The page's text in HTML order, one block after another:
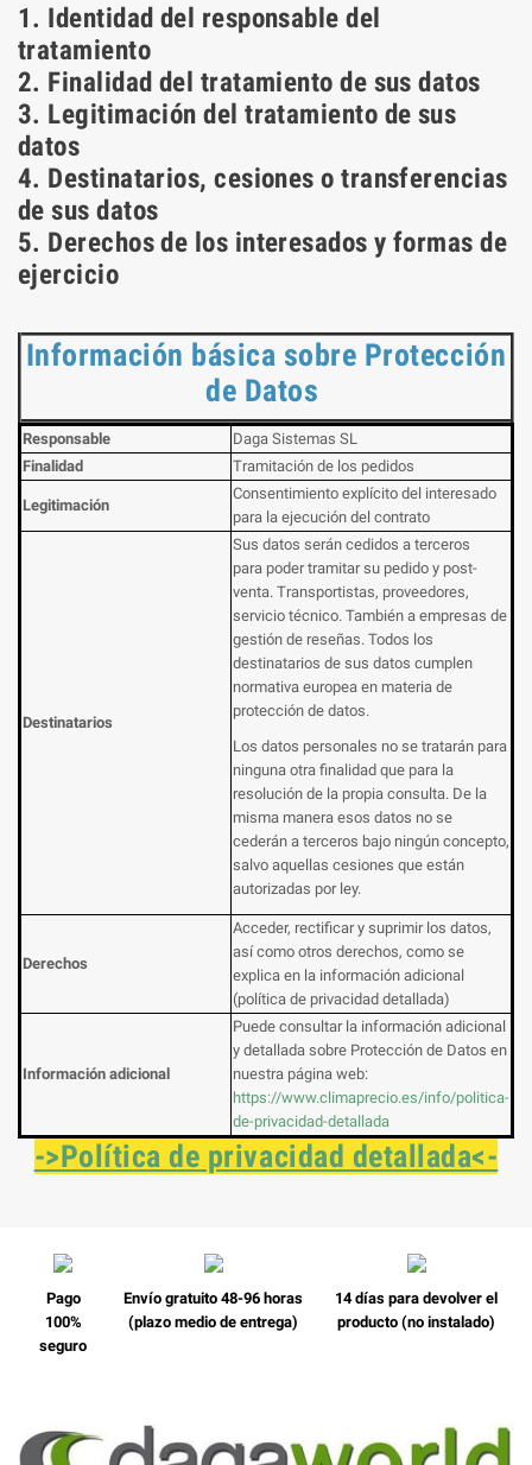
1. Identidad del responsable del
tratamiento
2. Finalidad del tratamiento de sus datos
3. Legitimación del tratamiento de sus
datos
4. Destinatarios, cesiones o transferencias
de sus datos
5. Derechos de los interesados y formas de
ejercicio
Información básica sobre Protección
de Datos
Responsable
Daga Sistemas SL
Finalidad
Tramitación de los pedidos
Legitimación
Consentimiento explícito del interesado
para la ejecución del contrato
Destinatarios
Sus datos serán cedidos a terceros
para poder tramitar su pedido y post-
venta. Transportistas, proveedores,
servicio técnico. También a empresas de
gestión de reseñas. Todos los
destinatarios de sus datos cumplen
normativa europea en materia de
protección de datos.
Los datos personales no se tratarán para
ninguna otra finalidad que para la
resolución de la propia consulta. De la
misma manera esos datos no se
cederán a terceros bajo ningún concepto,
salvo aquellas cesiones que están
autorizadas por ley.
Derechos
Acceder, rectificar y suprimir los datos,
así como otros derechos, como se
explica en la información adicional
(política de privacidad detallada)
Información adicional
Puede consultar la información adicional
y detallada sobre Protección de Datos en
nuestra página web:
https://www.climaprecio.es/info/politica-
de-privacidad-detallada
->Política de privacidad detallada<-
Pago
100%
seguro
Envío gratuito 48-96 horas
(plazo medio de entrega)
14 días para devolver el
producto (no instalado)